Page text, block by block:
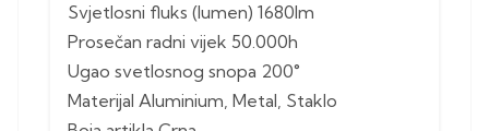
Svjetlosni fluks (lumen) 1680lm
Prosečan radni vijek 50.000h
Ugao svetlosnog snopa 200°
Materijal Aluminium, Metal, Staklo